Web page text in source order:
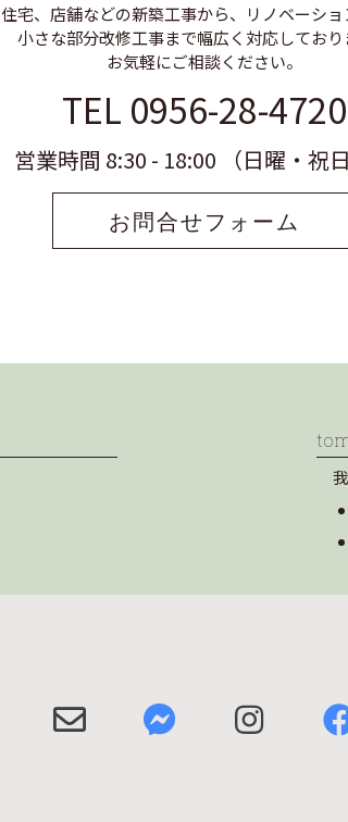
住宅、店舗などの新築工事から、リノベーショ
小さな部分改修工事まで幅広く対応しており
お気軽にご相談ください。
TEL 0956-28-4720
営業時間 8:30 - 18:00 （日曜・祝日
お問合せフォーム